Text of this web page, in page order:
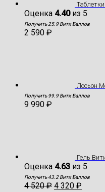
Оценка 4.40из 5
Получить 25.9 Вити Баллов
2 590 ₽
Лосьон
Получить 99.9 Вити Баллов
9 990 ₽
Гель
Оценка 4.63 из 5
Получить 43.2 Вити Баллов
4 520₽ 4 320 ₽